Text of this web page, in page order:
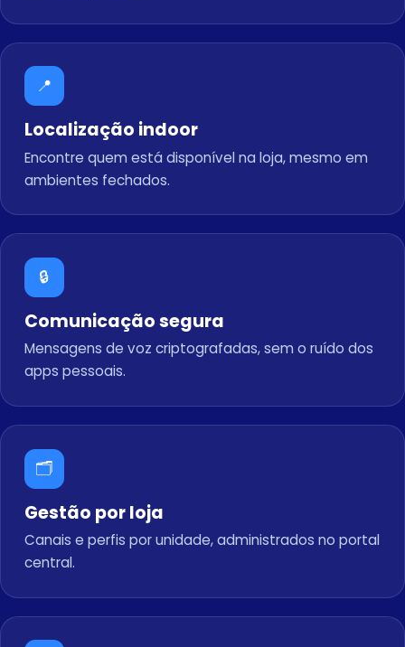
📍
Localização indoor
Encontre quem está disponível na loja, mesmo em
ambientes fechados.
🔒
Comunicação segura
Mensagens de voz criptografadas, sem o ruído dos
apps pessoais.
🗂️
Gestão por loja
Canais e perfis por unidade, administrados no portal
central.